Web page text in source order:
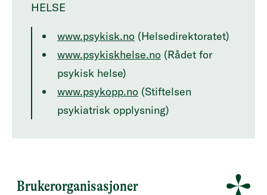
HELSE
www.psykisk.no (Helsedirektoratet)
www.psykiskhelse.no (Rådet for
psykisk helse)
www.psykopp.no (Stiftelsen
psykiatrisk opplysning)
Brukerorganisasjoner